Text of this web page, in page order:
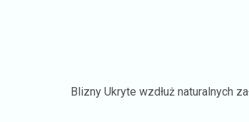
Blizny Ukryte wzdłuż naturalnych